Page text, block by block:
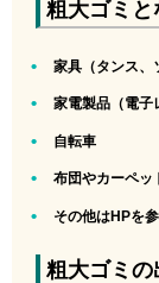
粗大ゴミと
家具（タンス、
家電製品（電子
自転車
布団やカーペッ
その他はHPを参
粗大ゴミの